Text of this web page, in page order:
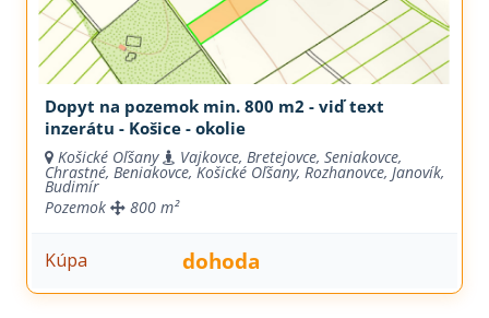
Dopyt na pozemok min. 800 m2 - viď text
inzerátu - Košice - okolie
Košické Oľšany Vajkovce, Bretejovce, Seniakovce,
Chrastné, Beniakovce, Košické Oľšany, Rozhanovce, Janovík,
Budimír
Pozemok
800 m²
Kúpa dohoda